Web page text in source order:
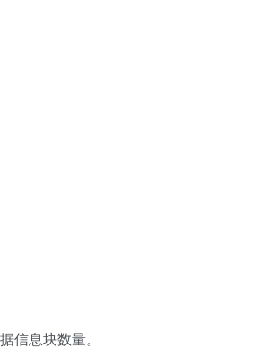
息块数量。